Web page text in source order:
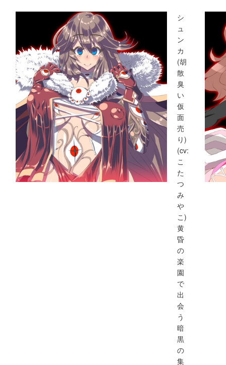
シ
ュ
ン
カ
(胡
散
臭
い
仮
面
売
り)
(cv:
こ
た
つ
み
や
こ)
黄
昏
の
楽
園
で
出
会
う
暗
黒
の
集